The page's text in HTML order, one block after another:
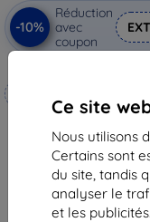
Ce site
Nous utilisons
Certains sont
du site, tandis
analyser le
et les publicités.
-10%
Réduction
avec
coupon
18,82 €
En stock 4 pièces